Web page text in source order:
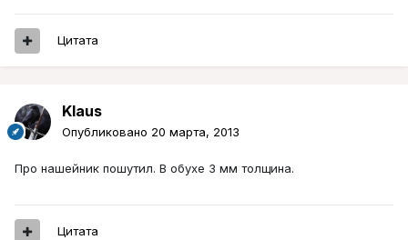
Цитата
Klaus
Опубликовано 20 марта, 2013
Про нашейник пошутил. В обухе 3 мм толщина.
Цитата